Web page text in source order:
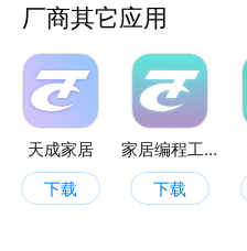
厂商其它应用
天成家居
下载
家居编程工具
下载